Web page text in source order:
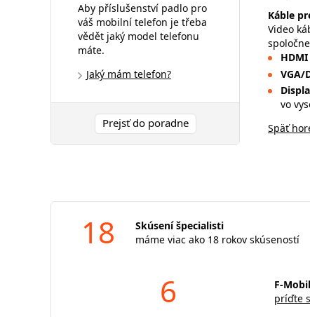
Aby příslušenství padlo pro
váš mobilní telefon je třeba
vědět jaký model telefonu
máte.
Jaký mám telefon?
Prejsť do poradne
Káble
Video
HDMI
VGA/
vo
Späť
18
Skúsení špecialisti
máme viac ako 18 rokov skúseností
6
F-
príďte